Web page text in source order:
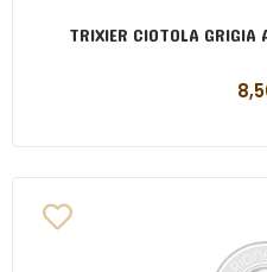
TRIXIER CIOTOLA